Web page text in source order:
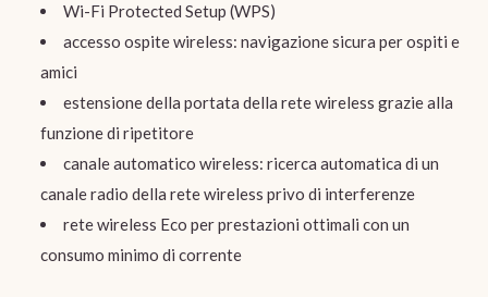
Wi-Fi Protected Setup (WPS)
accesso ospite wireless: navigazione sicura per ospiti e
amici
estensione della portata della rete wireless grazie alla
funzione di ripetitore
canale automatico wireless: ricerca automatica di un
canale radio della rete wireless privo di interferenze
rete wireless Eco per prestazioni ottimali con un
consumo minimo di corrente